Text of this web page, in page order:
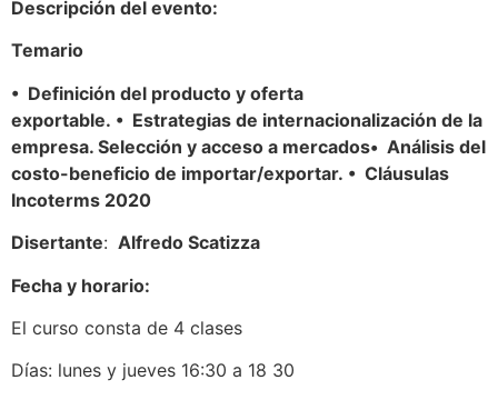
Descripción del evento:
Temario
• Definición del producto y oferta
exportable. • Estrategias de internacionalización de la
empresa. Selección y acceso a mercados• Análisis del
costo-beneficio de importar/exportar. • Cláusulas
Incoterms 2020
Disertante: Alfredo Scatizza
Fecha y horario:
El curso consta de 4 clases
Días: lunes y jueves 16:30 a 18 30